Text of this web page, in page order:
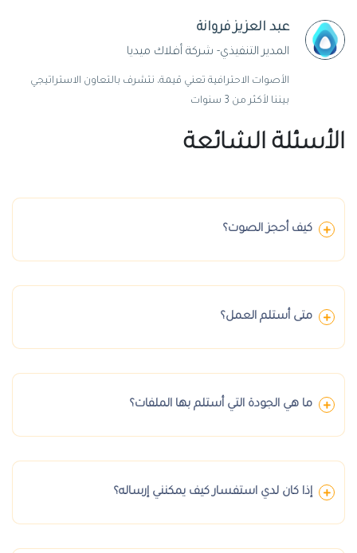
عبد العزيز فروانة
المدير التنفيذي- شركة أفلاك ميديا
الأصوات الاحترافية تعني قيمة، نتشرف بالتعاون الاستراتيجي
بيننا لأكثر من 3 سنوات
الأسئلة الشائعة
كيف أحجز الصوت؟
متى أستلم العمل؟
ما هي الجودة التي أستلم بها الملفات؟
إذا كان لدي استفسار كيف يمكنني إرساله؟